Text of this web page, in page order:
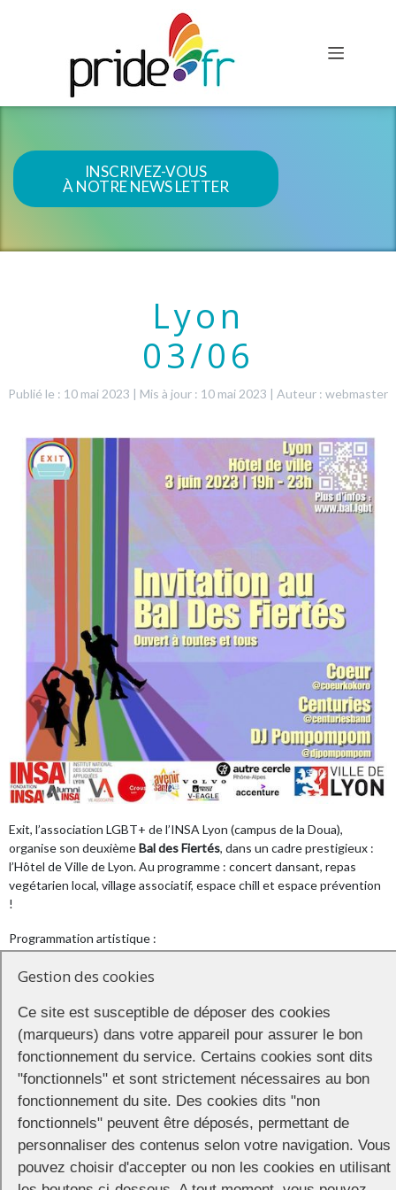
INSCRIVEZ-VOUS
À NOTRE NEWS LETTER
Lyon
03/06
Publié le : 10 mai 2023 | Mis à jour : 10 mai 2023 | Auteur : webmaster
Exit, l’association LGBT+ de l’INSA Lyon (campus de la Doua),
organise son deuxièmeBal des Fiertés, dans un cadre prestigieux :
l’Hôtel de Ville de Lyon. Au programme : concert dansant, repas
vegétarien local, village associatif, espace chill et espace prévention
!
Programmation artistique :
Centuries (pop, rock, funk), un groupe d’étudiants et
Coeur (trap romantique, hyperpop)
DJ Pompompom (afro,latino, classiques 90/2000)
et en interludes le collectif Les Pleureuses (drag,
lipsync, chant)
Le Bal est un évènement inclusif, gratuit et ouvert à tous et toutes,
sans distinction. L’entrée est gratuite, mais l’inscription est
obligatoire. N’oubliez pas de réserver votre place :
https://www.helloasso.com/associations/exit/evenements/
Gestion des cookies
Ce site est susceptible de déposer des cookies
(marqueurs) dans votre appareil pour assurer le bon
fonctionnement du service. Certains cookies sont dits
"fonctionnels" et sont strictement nécessaires au bon
fonctionnement du site. Des cookies dits "non
fonctionnels" peuvent être déposés, permettant de
personnaliser des contenus selon votre navigation. Vous
pouvez choisir d'accepter ou non les cookies en utilisant